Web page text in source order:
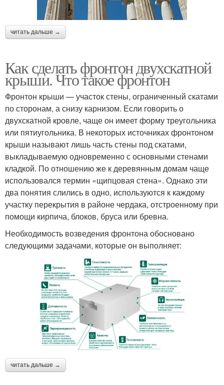
читать дальше →
Как сделать фронтон двухскатной
крыши. Что такое фронтон
Фронтон крыши — участок стены, ограниченный скатами
по сторонам, а снизу карнизом. Если говорить о
двухскатной кровле, чаще он имеет форму треугольника
или пятиугольника. В некоторых источниках фронтоном
крыши называют лишь часть стены под скатами,
выкладываемую одновременно с основными стенами
кладкой. По отношению же к деревянным домам чаще
использовался термин «щипцовая стена». Однако эти
два понятия слились в одно, используются к каждому
участку перекрытия в районе чердака, отстроенному при
помощи кирпича, блоков, бруса или бревна.
Необходимость возведения фронтона обосновано
следующими задачами, которые он выполняет:
читать дальше →